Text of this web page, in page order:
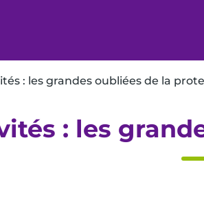
: les grandes oubliées de la
: les